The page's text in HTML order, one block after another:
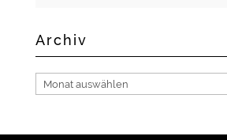
Archiv
Archiv